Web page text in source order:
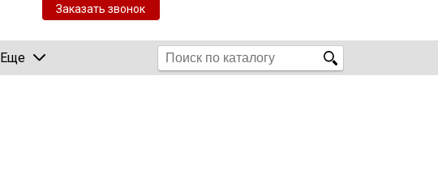
Заказать звонок
Еще